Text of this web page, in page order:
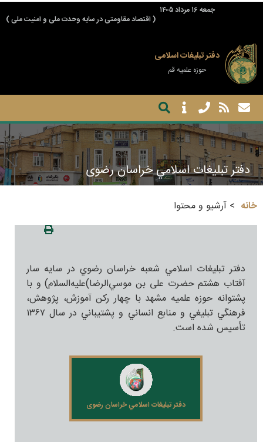
جمعه ۱۶ مرداد ۱۴۰۵
( اقتصاد مقاومتی در سایه وحدت ملی و امنیت ملی )
دفتر تبلیغات اسلامی
حوزه علمیه قم
دفتر تبليغات اسلامي خراسان رضوی
خانه آرشیو و محتوا
دفتر تبليغات اسلامي شعبه خراسان رضوي در سايه سار
آفتاب هشتم حضرت علی بن موسي‌الرضا)علیه‌السلام) و با
پشتوانه حوزه علميه مشهد با چهار رکن آموزش، پژوهش،
فرهنگي تبليغي و منابع انساني و پشتيباني در سال ۱۳۶۷
تأسيس شده است.
دفتر تبليغات اسلامي خراسان رضوی